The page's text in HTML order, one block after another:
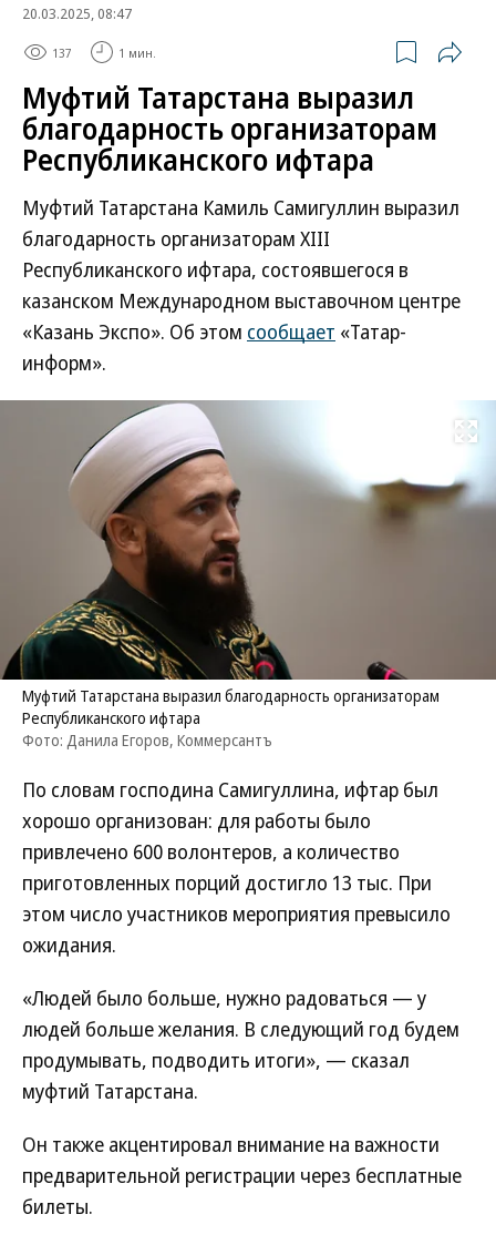
20.03.2025, 08:47
137 1 мин.
Муфтий Татарстана выразил
благодарность организаторам
Республиканского ифтара
Муфтий Татарстана Камиль Самигуллин выразил
благодарность организаторам XIII
Республиканского ифтара, состоявшегося в
казанском Международном выставочном центре
«Казань Экспо». Об этом сообщает «Татар-
информ».
Развернуть
Муфтий Татарстана выразил благодарность организаторам
Республиканского ифтара
Фото: Данила Егоров, Коммерсантъ
По словам господина Самигуллина, ифтар был
хорошо организован: для работы было
привлечено 600 волонтеров, а количество
приготовленных порций достигло 13 тыс. При
этом число участников мероприятия превысило
ожидания.
«Людей было больше, нужно радоваться — у
людей больше желания. В следующий год будем
продумывать, подводить итоги», — сказал
муфтий Татарстана.
Он также акцентировал внимание на важности
предварительной регистрации через бесплатные
билеты.